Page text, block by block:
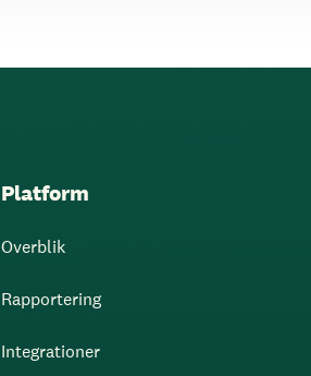
Platform
Overblik
Rapportering
Integrationer